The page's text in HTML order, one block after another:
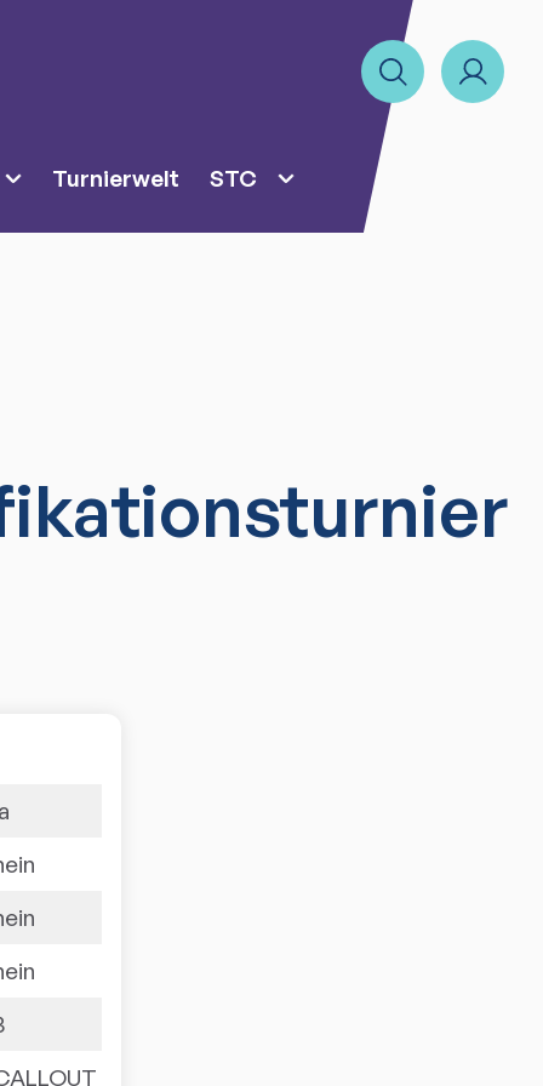
Turnierwelt STC